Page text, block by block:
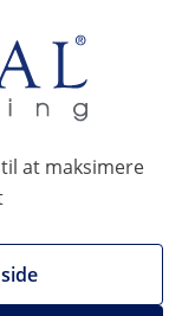
at maksimere